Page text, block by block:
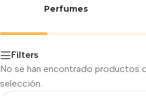
Perfumes
Filters
No se han encontrado productos
selección.